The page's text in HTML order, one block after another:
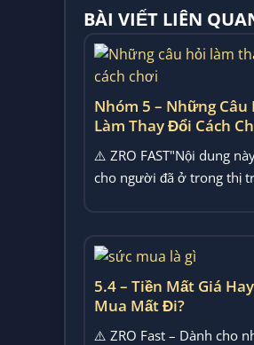
BÀI VIẾT LIÊN
Nhóm 5 – Những Câu
Làm Thay Đổi Cách
“chọn Kèo”, Mà Là
Đâu”
⚠️ ZRO FAST"Nội dung
cho người đã ở trong thị
5.4 – Tiền Mất Giá
Mua Mất Đi?
⚠️ ZRO Fast – Dành cho